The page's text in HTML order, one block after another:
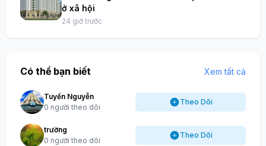
ở xã hội
24 giờ trước
Có thể bạn biết Xem tất cả
Tuyến Nguyễn
0 người theo dõi
Theo Dõi
trường
0 người theo dõi
Theo Dõi